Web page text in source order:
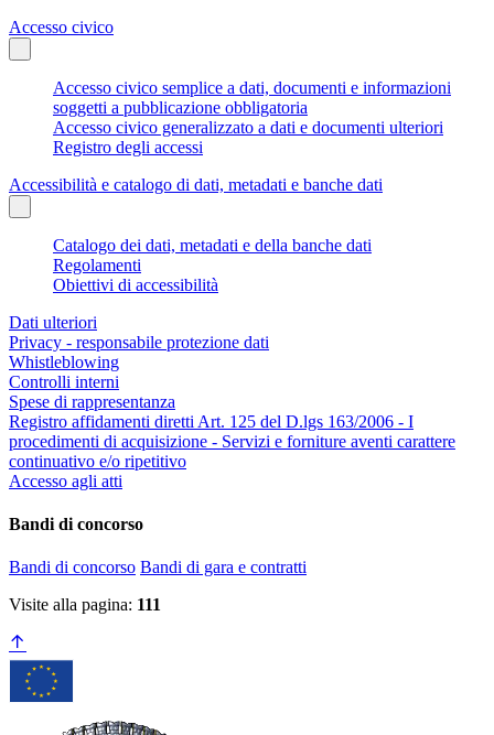
Accesso civico
Accesso civico semplice a dati, documenti e informazioni
soggetti a pubblicazione obbligatoria
Accesso civico generalizzato a dati e documenti ulteriori
Registro degli accessi
Accessibilità e catalogo di dati, metadati e banche dati
Catalogo dei dati, metadati e della banche dati
Regolamenti
Obiettivi di accessibilità
Dati ulteriori
Privacy - responsabile protezione dati
Whistleblowing
Controlli interni
Spese di rappresentanza
Registro affidamenti diretti Art. 125 del D.lgs 163/2006 - I
procedimenti di acquisizione - Servizi e forniture aventi carattere
continuativo e/o ripetitivo
Accesso agli atti
Bandi di concorso
Bandi di concorso Bandi di gara e contratti
Visite alla pagina: 111